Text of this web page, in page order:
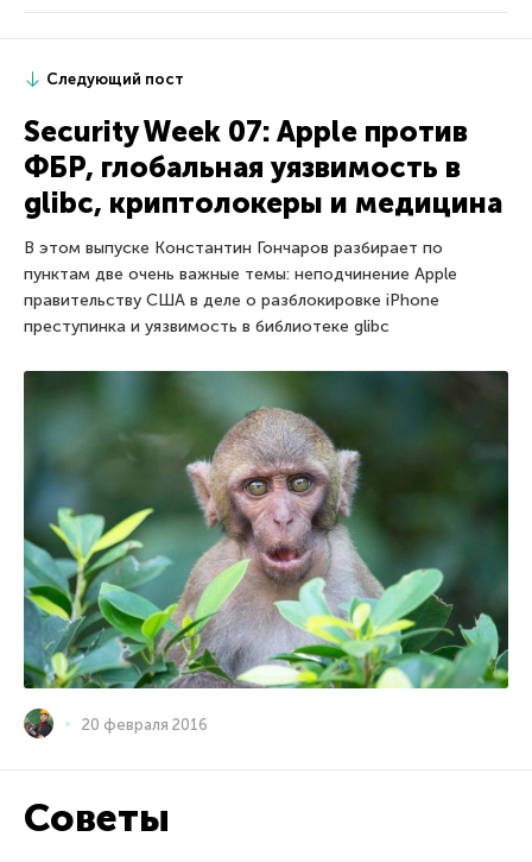
Следующий пост
Security Week 07: Apple против
ФБР, глобальная уязвимость в
glibc, криптолокеры и медицина
В этом выпуске Константин Гончаров разбирает по
пунктам две очень важные темы: неподчинение Apple
правительству США в деле о разблокировке iPhone
преступинка и уязвимость в библиотеке glibc
20 февраля 2016
Советы